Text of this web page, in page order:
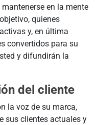
en la mente
quienes
y, en última
convertidos para su
y difundirán la
del cliente
la voz de su marca,
sus clientes actuales y